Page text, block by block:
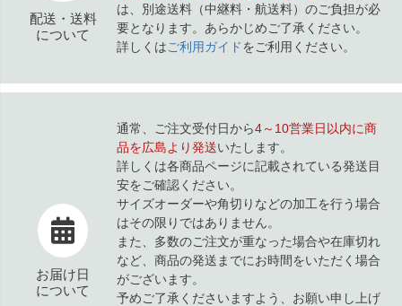
配送・送料
について
は、別途送料（中継料・航送料）のご負担が必
要となります。あらかじめご了承ください。
詳しくはご利用ガイドをご利用ください。
お届け日
について
通常、ご注文受付日から4～10営業日以内に商
品を広島より発送いたします。
詳しくは各商品ページに記載されている発送目
安をご確認ください。
サイズオーダーや角切りなどの加工を行う場合
はその限りではありません。
また、多数のご注文が重なった場合や在庫切れ
など、商品の発送までにお時間をいただく場合
がございます。
予めご了承くださいますよう、お願い申し上げ